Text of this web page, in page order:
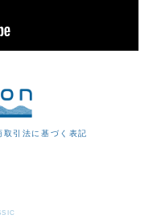
取引法に基づく表記